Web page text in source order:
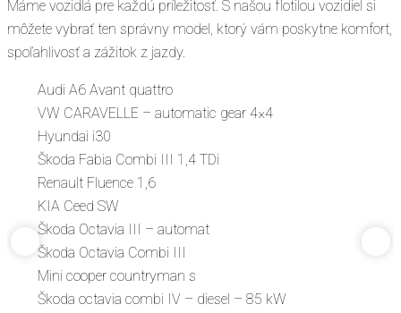
Máme vozidlá pre každú príležitosť. S našou flotilou vozidiel si
môžete vybrať ten správny model, ktorý vám poskytne komfort,
spoľahlivosť a zážitok z jazdy.
Audi A6 Avant quattro
VW CARAVELLE – automatic gear 4×4
Hyundai i30
Škoda Fabia Combi III 1,4 TDi
Renault Fluence 1,6
KIA Ceed SW
Škoda Octavia III – automat
Škoda Octavia Combi III
Mini cooper countryman s
Škoda octavia combi IV – diesel – 85 kW